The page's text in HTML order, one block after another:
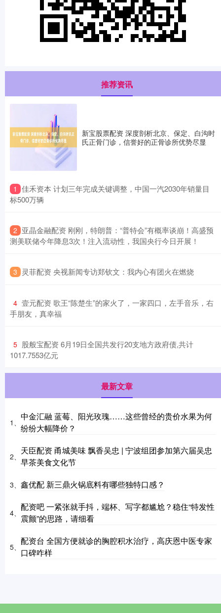
推荐资讯
新宝股票配资 深度剖析北京、保定、白沟时
氏正骨门诊，信誉好的正骨诊所优势尽显
1 ​佳禾资本 计划三年完成关键调整，中国一汽2030年销量目
标500万辆
2 ​亚晶金融配资 刚刚，特朗普：“普特会”有概率谈崩！高盛预
测美联储今年降息3次！注入流动性，我国央行今日开展！
3 ​灵菲配资 央视新闻专访郑钦文：我内心有团火在燃烧
4 ​壹元配资 歌王“陈楚生”的家火了，一家四口，左手音乐，右
手朋友，真幸福
5 ​股般宝配资 6月19日全国共发行20支地方政府债,共计
1017.7553亿元
最新文章
1、
中金汇融 蓝莓、阳光玫瑰……这些曾经的贵价水果为何
纷纷大幅降价？
2、
天臣配资 甬城美味 飘香吴忠 | 宁波组团参加第六届吴忠
早茶美食文化节
3、 鑫优配 新三鼎火锅底料有哪些独特口感？
4、
配资吧 一紧张就手抖，端杯、写字都尴尬？稳住“特发性
震颤”的思路，请细看
5、
配资台 全国方便就诊的胸腔积水治疗，高庆恩中医专家
口碑咋样